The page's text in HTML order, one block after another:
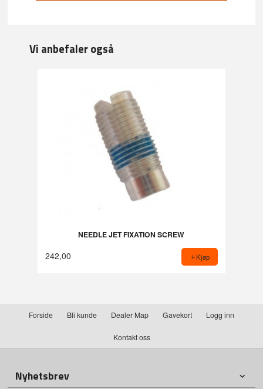
Vi anbefaler også
NEEDLE JET FIXATION SCREW
242,00 Kjøp
Forside Bli kunde Dealer Map Gavekort Logg inn
Kontakt oss
Nyhetsbrev